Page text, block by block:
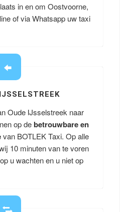
in en om Oostvoorne,
of via Whatsapp uw taxi
Oude IJsselstreek naar
op debetrouwbare en
van BOTLEK Taxi. Op alle
10 minuten van te voren
u wachten en u niet op